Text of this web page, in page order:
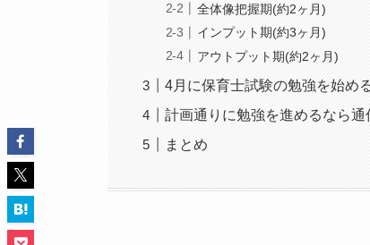
全体像把握期(約2ヶ月)
インプット期(約3ヶ月)
アウトプット期(約2ヶ月)
4月に保育士試験の勉強を始め
計画通りに勉強を進めるなら
まとめ